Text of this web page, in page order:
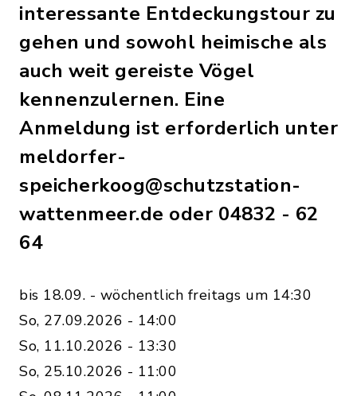
interessante Entdeckungstour zu
gehen und sowohl heimische als
auch weit gereiste Vögel
kennenzulernen. Eine
Anmeldung ist erforderlich unter
meldorfer-
speicherkoog@schutzstation-
wattenmeer.de oder 04832 - 62
64
bis 18.09. - wöchentlich freitags um 14:30
So, 27.09.2026 - 14:00
So, 11.10.2026 - 13:30
So, 25.10.2026 - 11:00